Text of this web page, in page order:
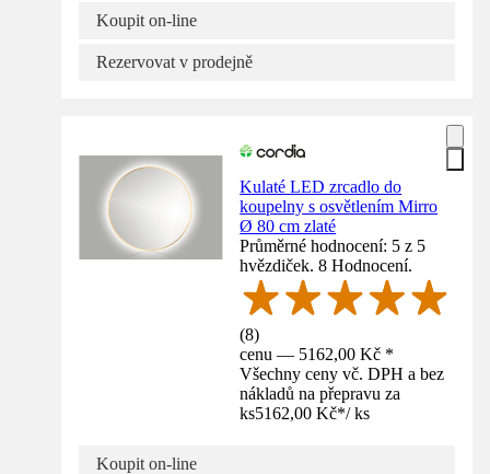
Koupit on-line
Rezervovat v prodejně
Kulaté LED zrcadlo do
koupelny s osvětlením Mirro
Ø 80 cm zlaté
Průměrné hodnocení: 5 z 5
hvězdiček. 8 Hodnocení.
(8)
cenu — 5162,00 Kč *
Všechny ceny vč. DPH a bez
nákladů na přepravu za
ks5162,00 Kč*/ ks
Koupit on-line